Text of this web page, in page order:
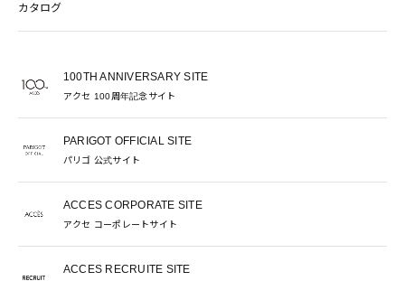
カタログ
100TH ANNIVERSARY SITE
アクセ 100周年記念サイト
PARIGOT OFFICIAL SITE
パリゴ 公式サイト
ACCES CORPORATE SITE
アクセ コーポレートサイト
ACCES RECRUITE SITE